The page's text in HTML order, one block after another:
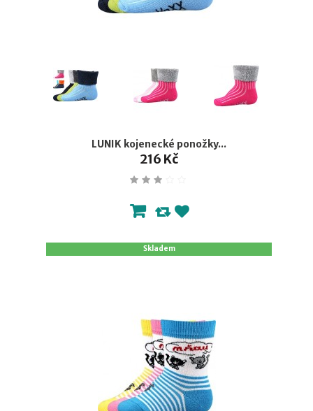
LUNIK kojenecké ponožky...
216 Kč
Skladem